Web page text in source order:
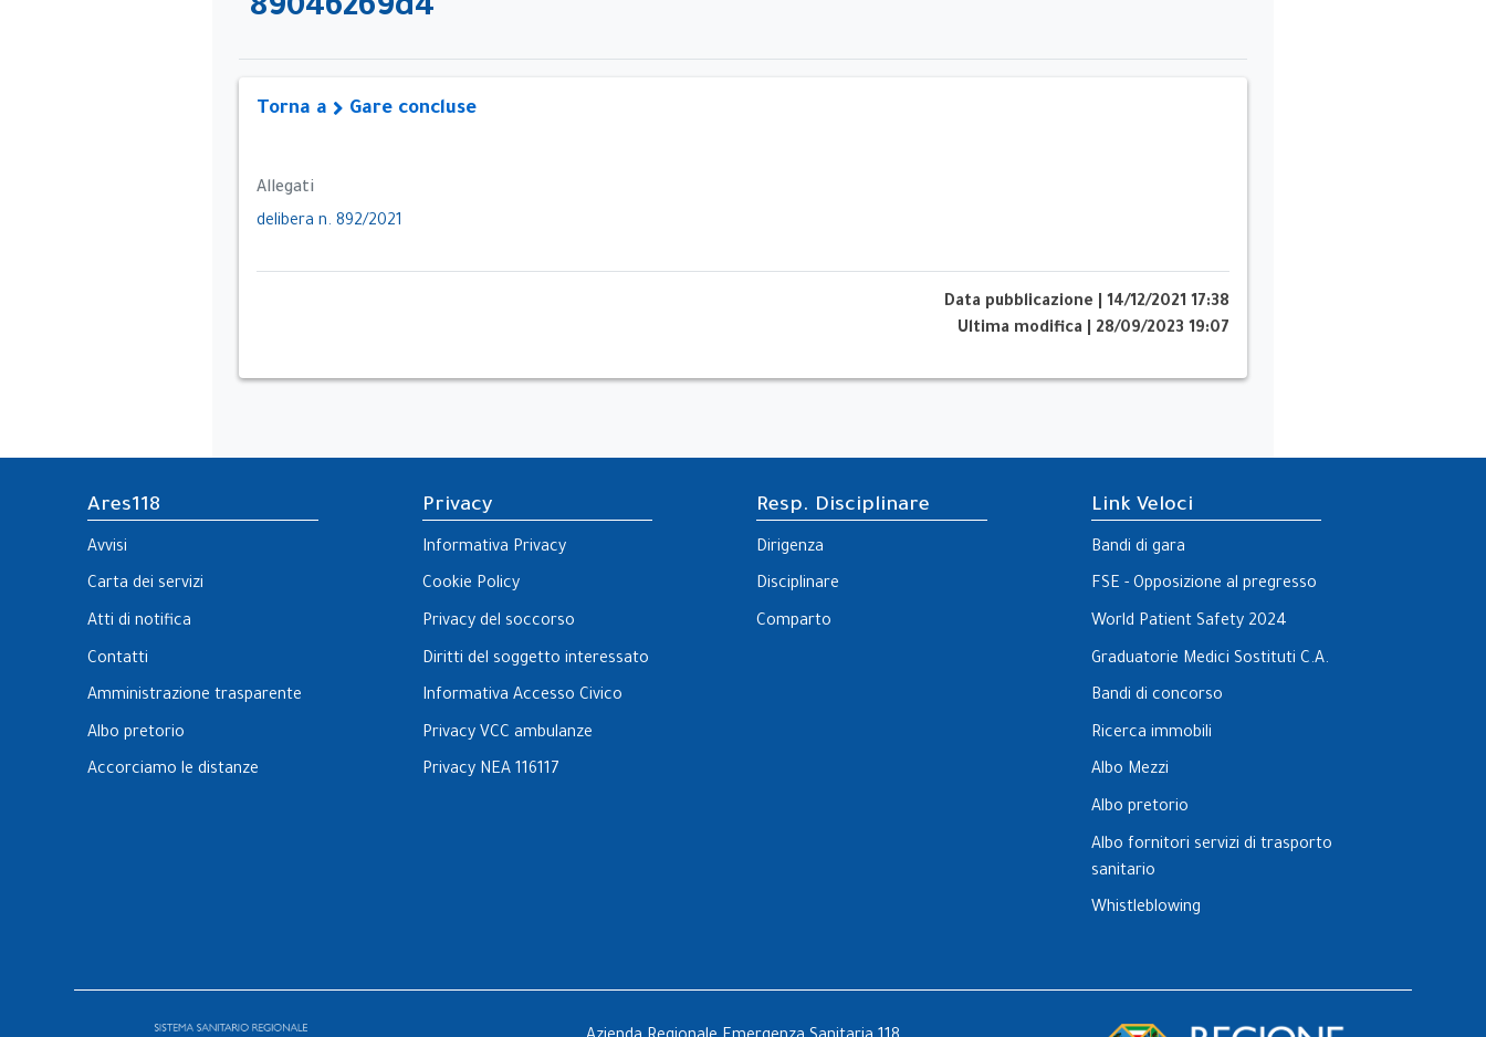
89046269d4
Torna a Gare concluse
Allegati
delibera n. 892/2021
Data pubblicazione
14/12/2021 17:38
Ultima modifica
28/09/2023 19:07
Ares118
Avvisi
Carta dei servizi
Atti di notifica
Contatti
Amministrazione trasparente
Albo pretorio
Accorciamo le distanze
Privacy
Informativa Privacy
Cookie Policy
Privacy del soccorso
Diritti del soggetto interessato
Informativa Accesso Civico
Privacy VCC ambulanze
Privacy NEA 116117
Resp. Disciplinare
Dirigenza
Disciplinare
Comparto
Link Veloci
Bandi di gara
FSE - Opposizione al pregresso
World Patient Safety 2024
Graduatorie Medici Sostituti C.A.
Bandi di concorso
Ricerca immobili
Albo Mezzi
Albo pretorio
Albo fornitori servizi di trasporto
sanitario
Whistleblowing